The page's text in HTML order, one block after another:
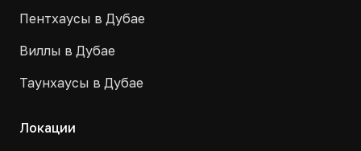
Пентхаусы в Дубае
Виллы в Дубае
Таунхаусы в Дубае
Локации